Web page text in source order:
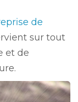
de
sur tout
et de